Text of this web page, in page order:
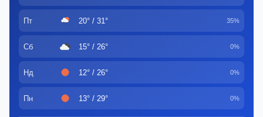
Пт 20° / 31° 35%
Сб 15° / 26° 0%
Нд 12° / 26° 0%
Пн 13° / 29° 0%